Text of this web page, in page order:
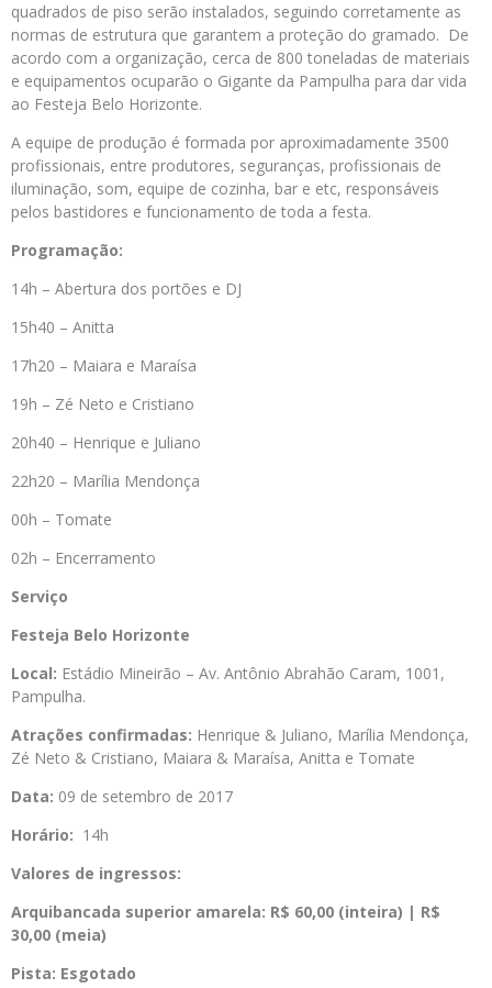
quadrados de piso serão instalados, seguindo corretamente as
normas de estrutura que garantem a proteção do gramado. De
acordo com a organização, cerca de 800 toneladas de materiais
e equipamentos ocuparão o Gigante da Pampulha para dar vida
ao Festeja Belo Horizonte.
A equipe de produção é formada por aproximadamente 3500
profissionais, entre produtores, seguranças, profissionais de
iluminação, som, equipe de cozinha, bar e etc, responsáveis
pelos bastidores e funcionamento de toda a festa.
Programação:
14h – Abertura dos portões e DJ
15h40 – Anitta
17h20 – Maiara e Maraísa
19h – Zé Neto e Cristiano
20h40 – Henrique e Juliano
22h20 – Marília Mendonça
00h – Tomate
02h – Encerramento
Serviço
Festeja Belo Horizonte
Local: Estádio Mineirão – Av. Antônio Abrahão Caram, 1001,
Pampulha.
Atrações confirmadas: Henrique & Juliano, Marília Mendonça,
Zé Neto & Cristiano, Maiara & Maraísa, Anitta e Tomate
Data: 09 de setembro de 2017
Horário: 14h
Valores de ingressos:
Arquibancada superior amarela: R$ 60,00 (inteira) | R$
30,00 (meia)
Pista: Esgotado